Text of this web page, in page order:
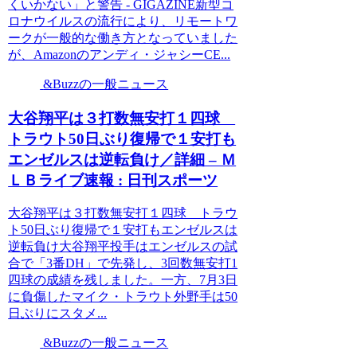
くいかない」と警告 - GIGAZINE新型コ
ロナウイルスの流行により、リモートワ
ークが一般的な働き方となっていました
が、Amazonのアンディ・ジャシーCE...
&Buzzの一般ニュース
大谷翔平は３打数無安打１四球
トラウト50日ぶり復帰で１安打も
エンゼルスは逆転負け／詳細 – Ｍ
ＬＢライブ速報 : 日刊スポーツ
大谷翔平は３打数無安打１四球 トラウ
ト50日ぶり復帰で１安打もエンゼルスは
逆転負け大谷翔平投手はエンゼルスの試
合で「3番DH」で先発し、3回数無安打1
四球の成績を残しました。一方、7月3日
に負傷したマイク・トラウト外野手は50
日ぶりにスタメ...
&Buzzの一般ニュース